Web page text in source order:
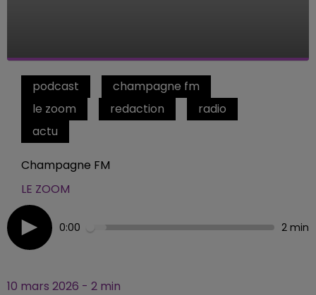
podcast
champagne fm
le zoom
redaction
radio
actu
Champagne FM
LE ZOOM
0:00 2 min
10 mars 2026 - 2 min